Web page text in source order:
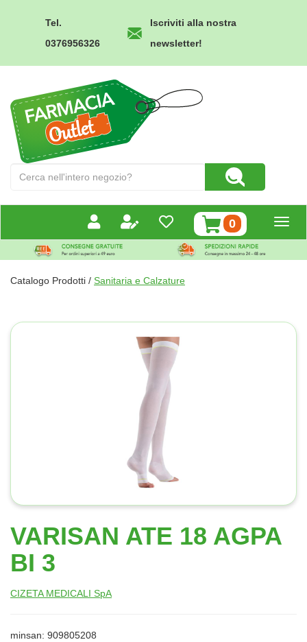
Tel.
0376956326
Iscriviti alla nostra
newsletter!
Outlet
Prodotto
Cerca Prodotto
0prodotti
inseriti
Catalogo Prodotti / Sanitaria e Calzature
VARISAN ATE 18 AGPA
BI 3
CIZETA MEDICALI SpA
minsan: 909805208